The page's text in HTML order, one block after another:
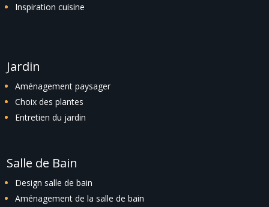
Inspiration cuisine
Jardin
Aménagement paysager
Choix des plantes
Entretien du jardin
Salle de Bain
Design salle de bain
Aménagement de la salle de bain